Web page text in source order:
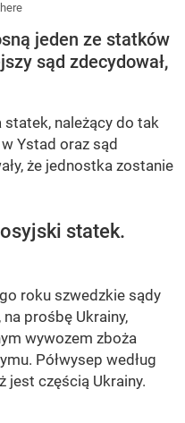
jeden ze statków
sąd zdecydował,
należący do tak
Ystad oraz sąd
że jednostka zostanie
statek.
roku szwedzkie sądy
na prośbę Ukrainy,
wywozem zboża
Półwysep według
jest częścią Ukrainy.